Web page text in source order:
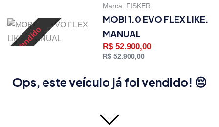
Vendido
Marca: FISKER
MOBI 1.0 EVO FLEX LIKE.
MANUAL
R$ 52.900,00
R$ 52.900,00
Ops, este veículo já foi vendido! 😔